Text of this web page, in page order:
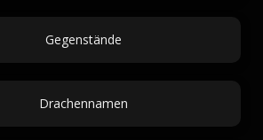
Gegenstände
Drachennamen